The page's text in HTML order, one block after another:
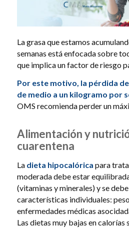
La grasa que estamos
semanas está enfocada sobre
que implica un factor de riesgo
Por este motivo, la pérdida
de medio a un kilogramo por
OMS recomienda perder un
Alimentación y
cuarentena
La dieta hipocalórica para
moderada debe estar
(vitaminas y minerales) y se
características individuales:
enfermedades médicas
Las dietas muy bajas en calorías